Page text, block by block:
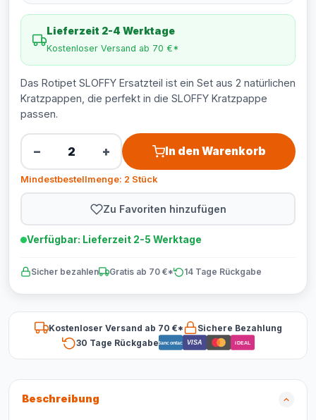
Lieferzeit 2-4 Werktage
Kostenloser Versand ab 70 €*
Das Rotipet SLOFFY Ersatzteil ist ein Set aus 2 natürlichen
Kratzpappen, die perfekt in die SLOFFY Kratzpappe
passen.
− + In den Warenkorb
Mindestbestellmenge: 2 Stück
Zu Favoriten hinzufügen
Verfügbar: Lieferzeit 2-5 Werktage
Sicher bezahlen Gratis ab 70 €* 14 Tage Rückgabe
Kostenloser Versand ab 70 €*
Sichere Bezahlung
30 Tage RückgabeBancontact VISA iDEAL
Beschreibung